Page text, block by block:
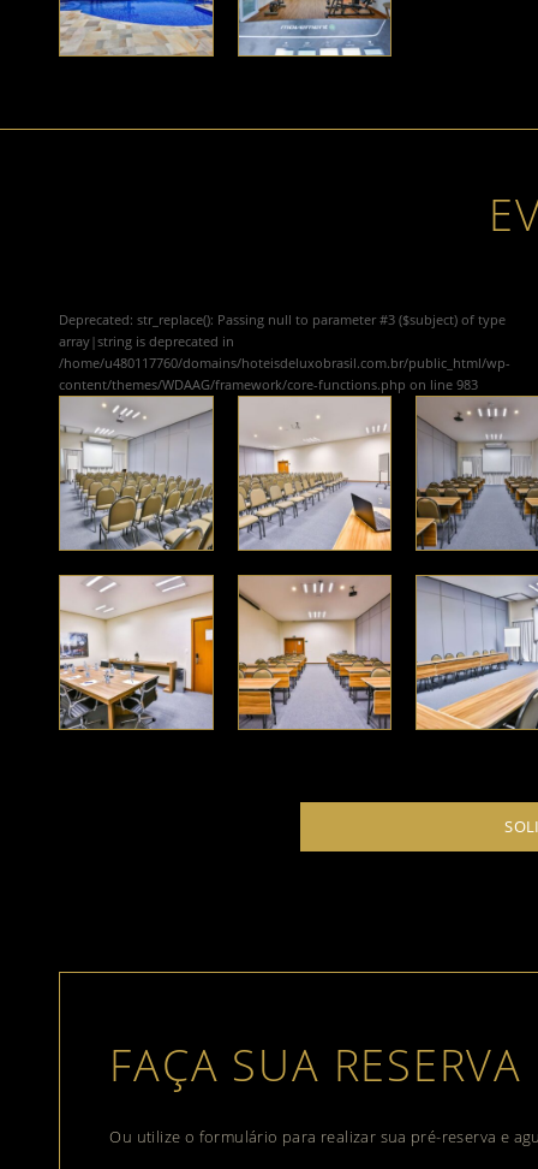
Deprecated: str_replace(): Passing null to parameter #3 ($subject) of type
array|string is deprecated in
/home/u480117760/domains/hoteisdeluxobrasil.com.br/public_html/wp-
content/themes/WDAAG/framework/core-functions.php on line 983
FAÇA SUA
Ou utilize o formulário para realizar sua pré-reserva e